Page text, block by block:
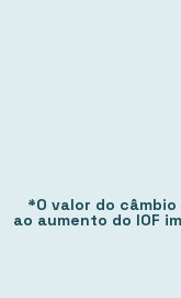
*O valor do
ao aumento do IOF